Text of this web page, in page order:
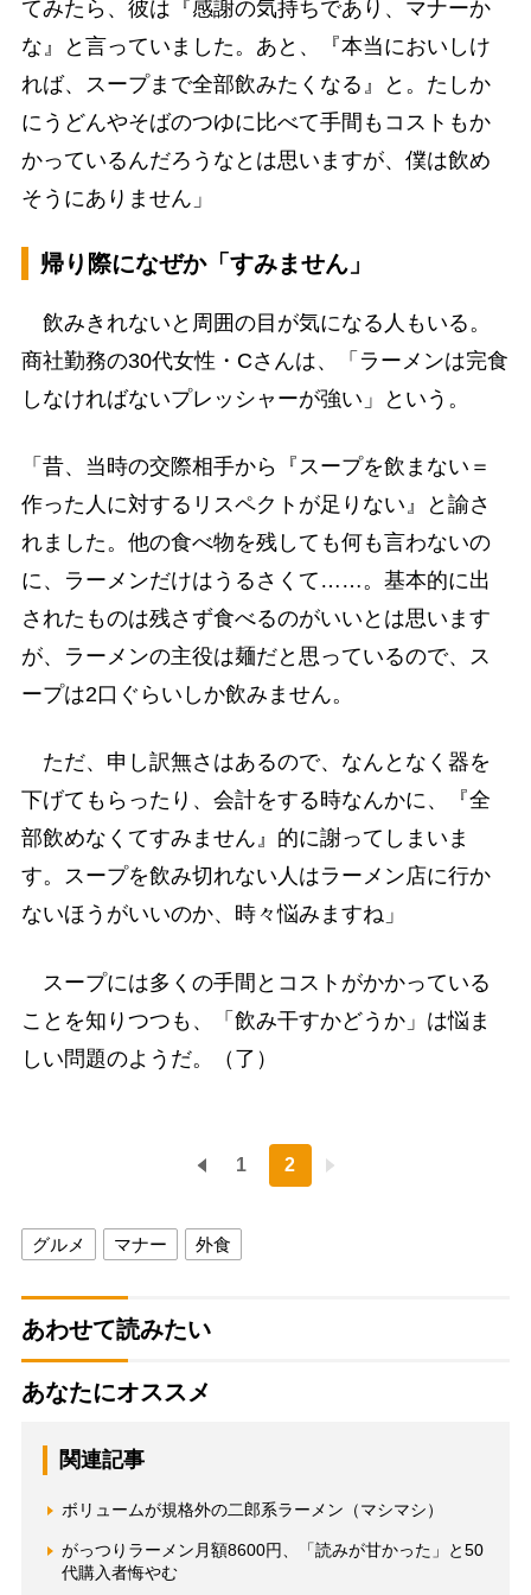
てみたら、彼は『感謝の気持ちであり、マナーか
な』と言っていました。あと、『本当においしけ
れば、スープまで全部飲みたくなる』と。たしか
にうどんやそばのつゆに比べて手間もコストもか
かっているんだろうなとは思いますが、僕は飲め
そうにありません」
帰り際になぜか「すみません」
飲みきれないと周囲の目が気になる人もいる。
商社勤務の30代女性・Cさんは、「ラーメンは完食
しなければないプレッシャーが強い」という。
「昔、当時の交際相手から『スープを飲まない＝
作った人に対するリスペクトが足りない』と諭さ
れました。他の食べ物を残しても何も言わないの
に、ラーメンだけはうるさくて……。基本的に出
されたものは残さず食べるのがいいとは思います
が、ラーメンの主役は麺だと思っているので、ス
ープは2口ぐらいしか飲みません。
ただ、申し訳無さはあるので、なんとなく器を
下げてもらったり、会計をする時なんかに、『全
部飲めなくてすみません』的に謝ってしまいま
す。スープを飲み切れない人はラーメン店に行か
ないほうがいいのか、時々悩みますね」
スープには多くの手間とコストがかかっている
ことを知りつつも、「飲み干すかどうか」は悩ま
しい問題のようだ。（了）
1 2
グルメ マナー 外食
あわせて読みたい
あなたにオススメ
関連記事
ボリュームが規格外の二郎系ラーメン（マシマシ）
がっつりラーメン月額8600円、「読みが甘かった」と50
代購入者悔やむ